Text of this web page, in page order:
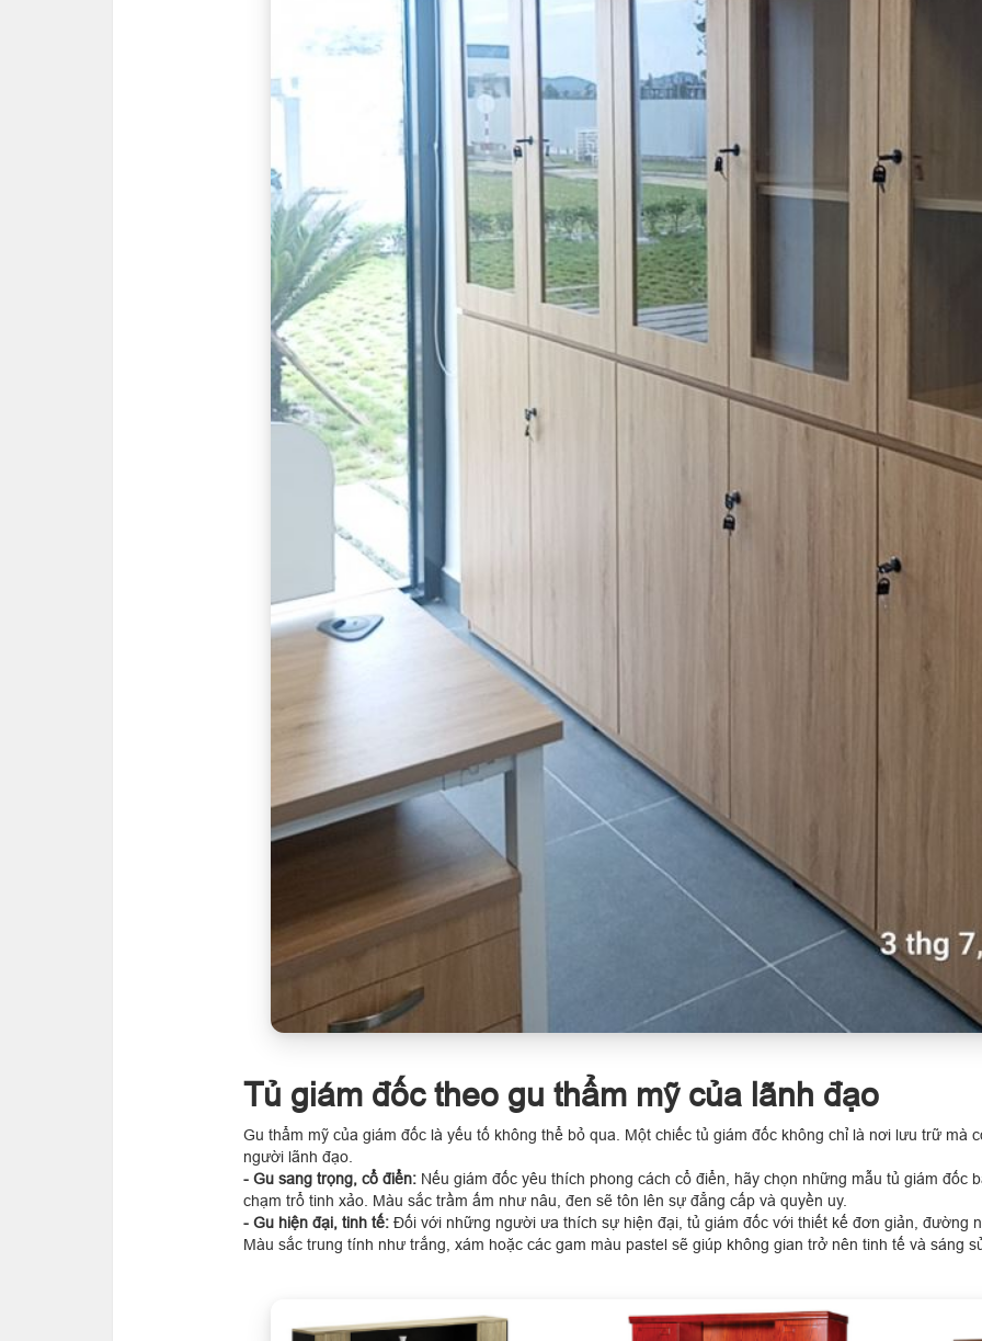
Tủ giám đốc theo gu thẩm mỹ của lãnh đạo
Gu thẩm mỹ của giám đốc là yếu tố không thể bỏ qua. Một chiếc tủ giám đốc không chỉ là nơi lưu trữ mà
người lãnh đạo.
- Gu sang trọng, cổ điển: Nếu giám đốc yêu thích phong cách cổ điển, hãy chọn những mẫu tủ giám đốc
chạm trổ tinh xảo. Màu sắc trầm ấm như nâu, đen sẽ tôn lên sự đẳng cấp và quyền uy.
- Gu hiện đại, tinh tế: Đối với những người ưa thích sự hiện đại, tủ giám đốc với thiết kế đơn giản, đường
Màu sắc trung tính như trắng, xám hoặc các gam màu pastel sẽ giúp không gian trở nên tinh tế và sáng